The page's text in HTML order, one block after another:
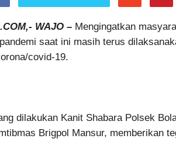
WAJO – Mengingatkan
saat ini masih terus
covid-19.
dilakukan Kanit Shabara Polsek
Brigpol Mansur, memberikan